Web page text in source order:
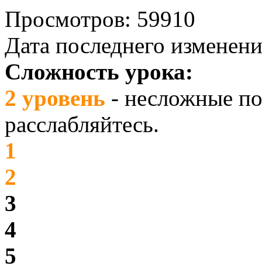
Просмотров: 59910
Дата последнего
Сложность урока:
2 уровень - несложные
расслабляйтесь.
1
2
3
4
5